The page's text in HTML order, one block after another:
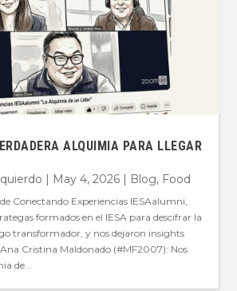
ALQUIMIA PARA LLEGAR
| May 4, 2026 | Blog, Food
Conectando Experiencias IESAalumni,
formados en el IESA para descifrar la
transformador, y nos dejaron insights
Cristina Maldonado (#MF2007): Nos
de...